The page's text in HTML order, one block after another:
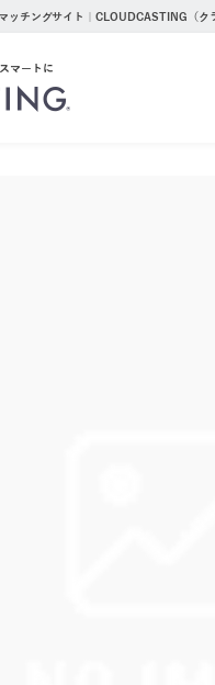
ッチングサイト｜CLOUDCASTING（ク
マートに